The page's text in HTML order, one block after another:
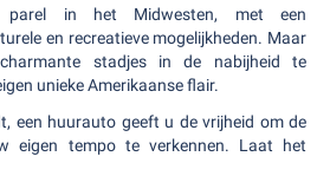
in het Midwesten, met een
en recreatieve mogelijkheden. Maar
stadjes in de nabijheid te
unieke Amerikaanse flair.
een huurauto geeft u de vrijheid om de
eigen tempo te verkennen. Laat het